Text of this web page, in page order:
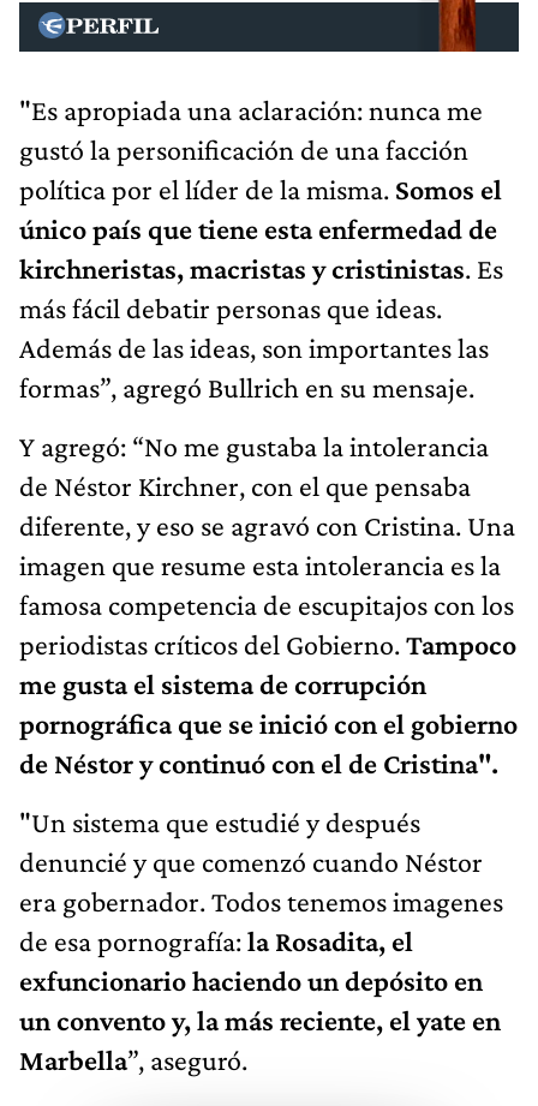
"Es apropiada una aclaración: nunca me
gustó la personificación de una facción
política por el líder de la misma. Somos el
único país que tiene esta enfermedad de
kirchneristas, macristas y cristinistas. Es
más fácil debatir personas que ideas.
Además de las ideas, son importantes las
formas”, agregó Bullrich en su mensaje.
Y agregó: “No me gustaba la intolerancia
de Néstor Kirchner, con el que pensaba
diferente, y eso se agravó con Cristina. Una
imagen que resume esta intolerancia es la
famosa competencia de escupitajos con los
periodistas críticos del Gobierno.Tampoco
me gusta el sistema de corrupción
pornográfica que se inició con el gobierno
de Néstor y continuó con el de Cristina".
"Un sistema que estudié y después
denuncié y que comenzó cuando Néstor
era gobernador. Todos tenemos imagenes
de esa pornografía:la Rosadita, el
exfuncionario haciendo un depósito en
un convento y, la más reciente, el yate en
Marbella”, aseguró.